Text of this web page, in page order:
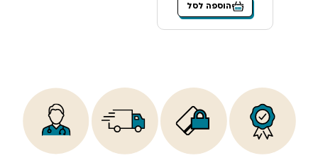
הוספה לסל